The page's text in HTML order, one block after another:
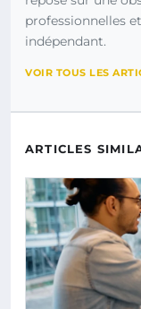
professionnelles
indépendant.
VOIR TOUS LES
ARTICLES